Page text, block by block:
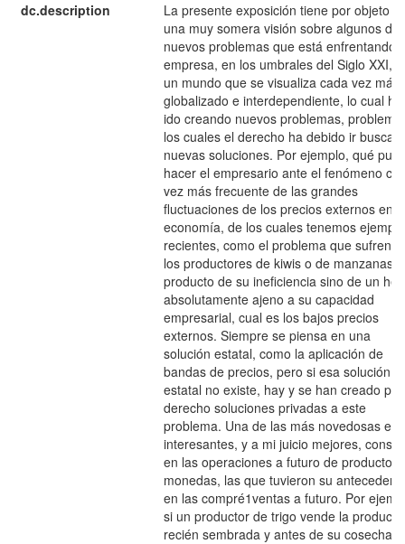
dc.description
La presente exposición tiene por objeto
una muy somera visión sobre algunos de
nuevos problemas que está enfrentando
empresa, en los umbrales del Siglo XXI,
un mundo que se visualiza cada vez más
globalizado e interdependiente, lo cual ha
ido creando nuevos problemas,
los cuales el derecho ha debido ir
nuevas soluciones. Por ejemplo, qué
hacer el empresario ante el fenómeno
vez más frecuente de las grandes
fluctuaciones de los precios externos en
economía, de los cuales tenemos
recientes, como el problema que sufren
los productores de kiwis o de manzanas,
producto de su ineficiencia sino de un
absolutamente ajeno a su capacidad
empresarial, cual es los bajos precios
externos. Siempre se piensa en una
solución estatal, como la aplicación de
bandas de precios, pero si esa solución
estatal no existe, hay y se han creado
derecho soluciones privadas a este
problema. Una de las más novedosas e
interesantes, y a mi juicio mejores,
en las operaciones a futuro de productos
monedas, las que tuvieron su
en las compré1ventas a futuro. Por
si un productor de trigo vende la
recién sembrada y antes de su cosecha.